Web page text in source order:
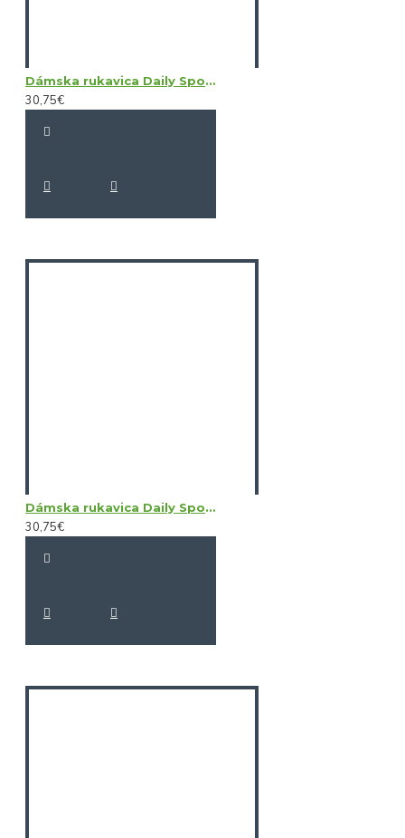
Dámska rukavica Daily Sports Sun Glove LH
30,75€
Dámska rukavica Daily Sports Sun Glove LH
30,75€